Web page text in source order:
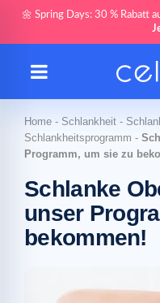
🌼 Spring Days: 30 % Rabatt
Home - Schlankheit -
Schlankheitsprogramm -
Programm, um sie zu
Schlanke
unser
bekommen!